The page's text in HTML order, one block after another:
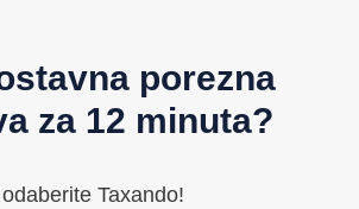
porezna
za 12 minuta?
odaberite Taxando!